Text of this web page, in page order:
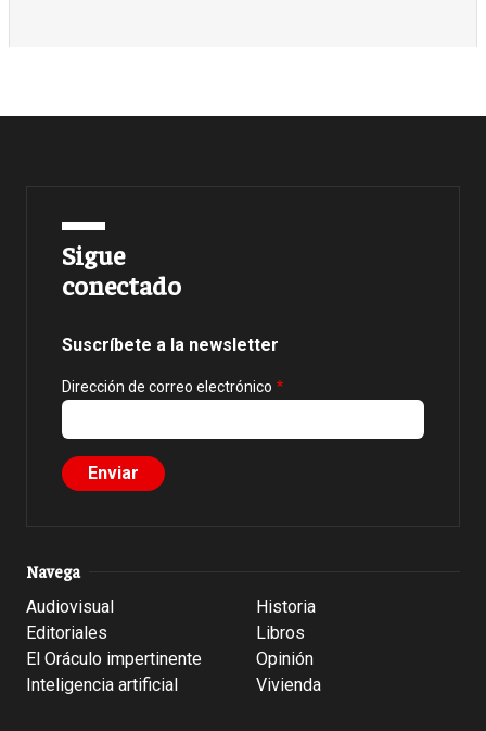
Sigue
conectado
Suscríbete a la newsletter
Dirección de correo electrónico
Navega
Audiovisual
Editoriales
El Oráculo impertinente
Inteligencia artificial
Historia
Libros
Opinión
Vivienda